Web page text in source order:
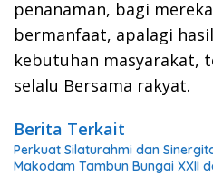
penanaman, bagi
bermanfaat, apalagi
kebutuhan masyarakat,
selalu Bersama rakyat.
Berita Terkait
Perkuat Silaturahmi dan
Makodam Tambun Bungai XXII